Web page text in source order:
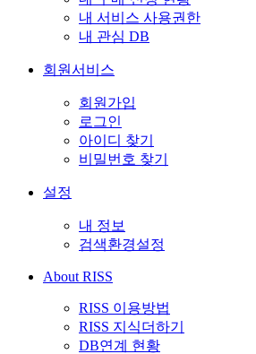
내 서비스 사용권한
내 관심 DB
회원서비스
회원가입
로그인
아이디 찾기
비밀번호 찾기
설정
내 정보
검색환경설정
About RISS
RISS 이용방법
RISS 지식더하기
DB연계 현황